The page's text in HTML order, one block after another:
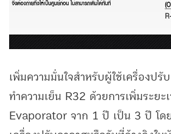
เพิ่มความมั่นใจสำหรับผู้ใช้เครื่องปรั
ทำความเย็น R32 ด้วยการเพิ่มระยะ
Evaporator จาก 1 ปี เป็น 3 ปี โด